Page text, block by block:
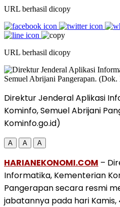
URL berhasil dicopy
URL berhasil dicopy
Direktur Jenderal Aplikasi
Kominfo, Semuel Abrijani
Kominfo.go.id)
A A A
HARIANEKONOMI.COM –
Informatika, Kementerian
Pangerapan secara resmi
jabatannya pada hari Kamis,